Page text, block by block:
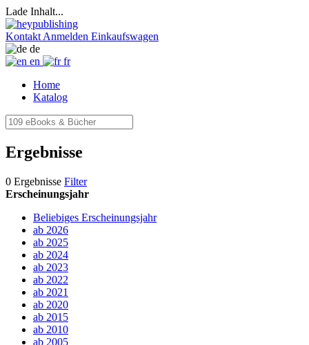
Lade Inhalt...
Kontakt Anmelden Einkaufswagen
de
en
fr
Home
Katalog
Ergebnisse
0 Ergebnisse Filter
Erscheinungsjahr
Beliebiges Erscheinungsjahr
ab 2026
ab 2025
ab 2024
ab 2023
ab 2022
ab 2021
ab 2020
ab 2015
ab 2010
ab 2005